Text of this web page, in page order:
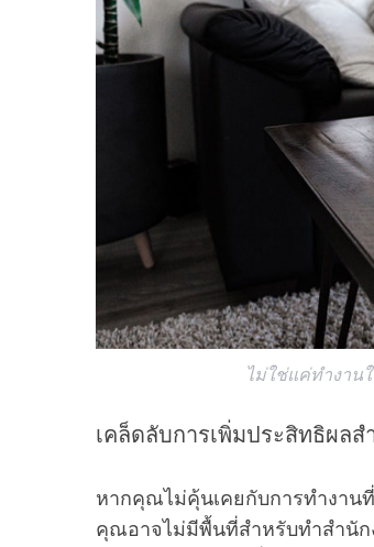
ไม่ใช่แค่ทำงาน
เคล็ดลับการเพิ่มประสิทธิผล
หากคุณไม่คุ้นเคยกับการทำงาน
คุณอาจไม่มีพื้นที่สำหรับทำสำนัก
: